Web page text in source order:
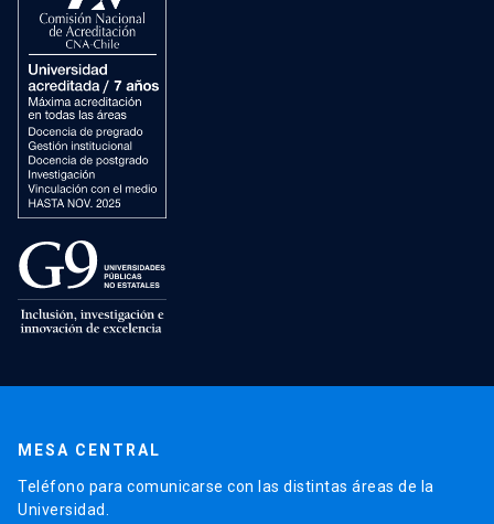
MESA CENTRAL
Teléfono para comunicarse con las distintas áreas de la
Universidad.